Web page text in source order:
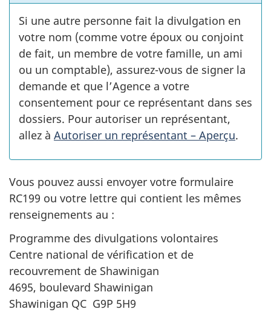
Si une autre personne fait la divulgation en
votre nom (comme votre époux ou conjoint
de fait, un membre de votre famille, un ami
ou un comptable), assurez-vous de signer la
demande et que l’Agence a votre
consentement pour ce représentant dans ses
dossiers. Pour autoriser un représentant,
allez à Autoriser un représentant – Aperçu.
Vous pouvez aussi envoyer votre formulaire
RC199 ou votre lettre qui contient les mêmes
renseignements au :
Programme des divulgations volontaires
Centre national de vérification et de
recouvrement de Shawinigan
4695, boulevard Shawinigan
Shawinigan QC G9P 5H9